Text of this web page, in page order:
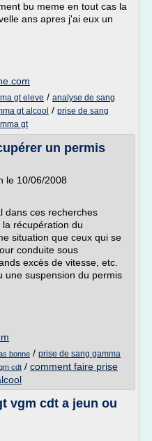
bu meme en tout cas la
ans apres j'ai eux un
gt eleve / analyse de sang
gt alcool / prise de sang
gt
un permis
le 10/06/2008
dans ces recherches
récupération du
situation que ceux qui se
conduite sous
excès de vitesse, etc.
une suspension du permis
bonne / prise de sang gamma
cdt / comment faire prise
vgm cdt a jeun ou